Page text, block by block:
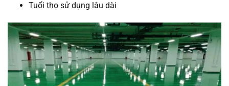
Tuổi thọ sử dụng lâu dài